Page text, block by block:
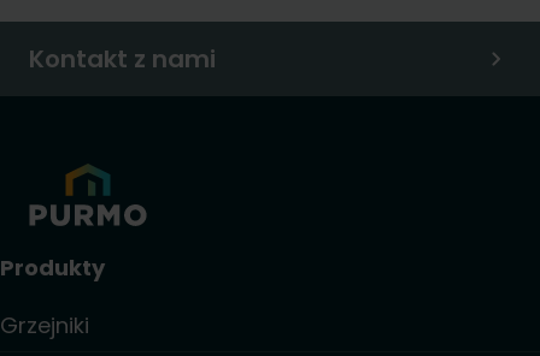
Kontakt z nami
Produkty
Grzejniki